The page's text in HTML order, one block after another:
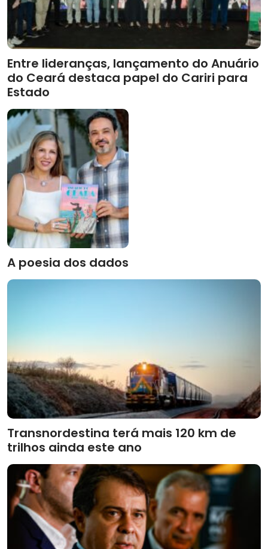
Entre lideranças, lançamento do Anuário
do Ceará destaca papel do Cariri para
Estado
A poesia dos dados
Transnordestina terá mais 120 km de
trilhos ainda este ano